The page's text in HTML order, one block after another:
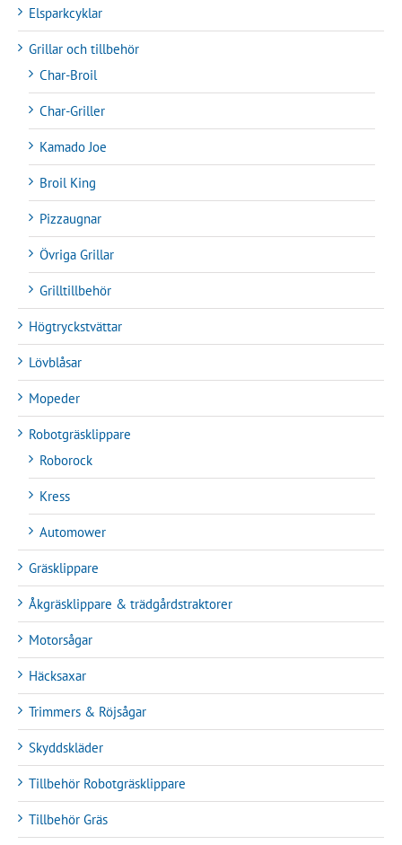
Elsparkcyklar
Grillar och tillbehör
Char-Broil
Char-Griller
Kamado Joe
Broil King
Pizzaugnar
Övriga Grillar
Grilltillbehör
Högtryckstvättar
Lövblåsar
Mopeder
Robotgräsklippare
Roborock
Kress
Automower
Gräsklippare
Åkgräsklippare & trädgårdstraktorer
Motorsågar
Häcksaxar
Trimmers & Röjsågar
Skyddskläder
Tillbehör Robotgräsklippare
Tillbehör Gräs